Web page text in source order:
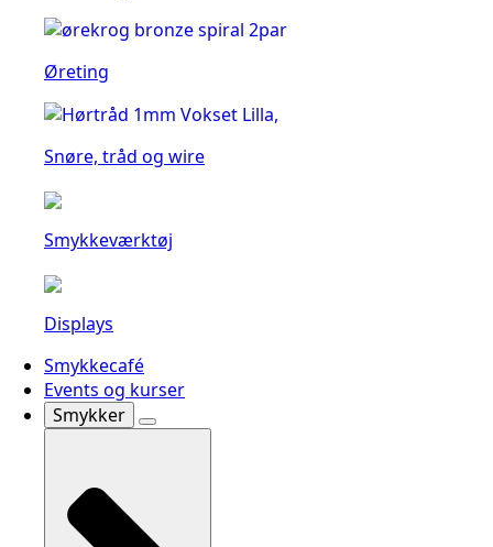
Øreting
Snøre, tråd og wire
Smykkeværktøj
Displays
Smykkecafé
Events og kurser
Smykker